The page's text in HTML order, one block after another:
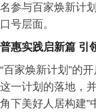
名参与百家焕新计
口号层面。
普惠实践启新篇 引
“百家焕新计划”的
这一计划的落地，
角下美好人居构建